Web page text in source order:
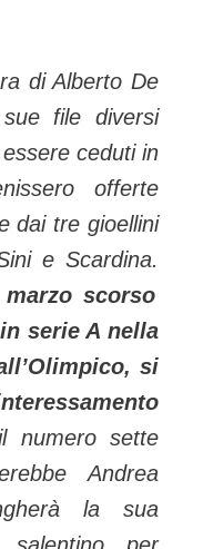
di Alberto De
file diversi
ceduti in
offerte
dai tre gioellini
e Scardina.
scorso
serie A nella
si
numero sette
Andrea
la sua